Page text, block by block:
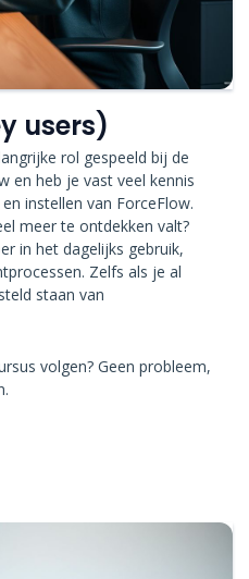
users)
rol gespeeld bij de
en heb je vast veel kennis
instellen van ForceFlow.
meer te ontdekken valt?
in het dagelijks gebruik,
Zelfs als je al
staan van
volgen? Geen probleem,